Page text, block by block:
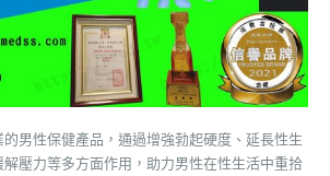
男性保健產品，通過增強勃起硬度、延長性生
壓力等多方面作用，助力男性在性生活中重拾